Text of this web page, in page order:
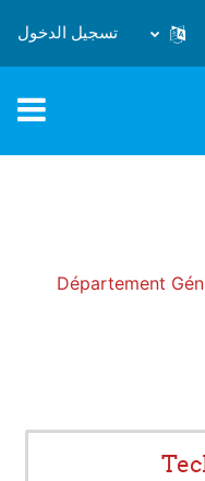
إدخال البحث
تسجيل الدخول
Département